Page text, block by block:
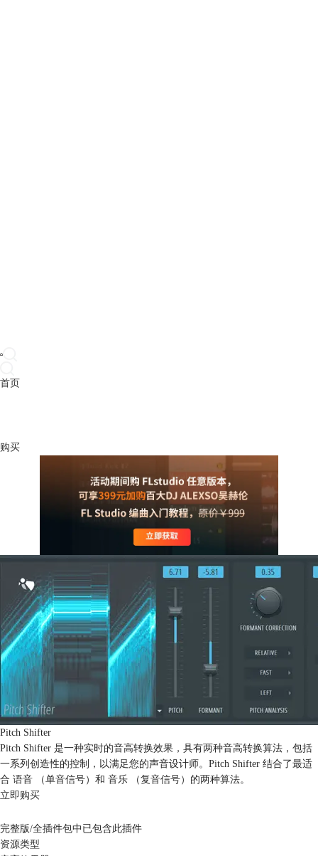
首页
购买
Pitch Shifter
Pitch Shifter 是一种实时的音高转换效果，具有两种音高转换算法，包括
一系列创造性的控制，以满足您的声音设计师。Pitch Shifter 结合了最适
合 语音 （单音信号）和 音乐 （复音信号）的两种算法。
立即购买
完整版/全插件包中已包含此插件
资源类型